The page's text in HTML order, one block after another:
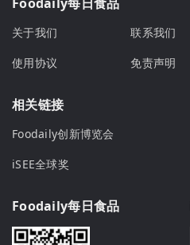
关于我们 联系我们
使用协议
免责声明
相关链接
Foodaily创新博览会
iSEE全球奖
Foodaily每日食品